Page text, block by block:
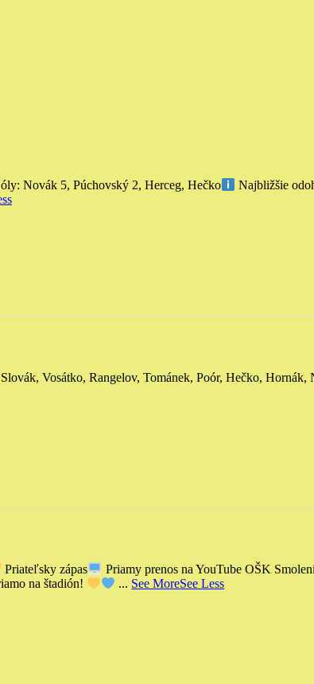
Novák 5, Púchovský 2, Herceg, Hečko
Najbližšie
Vosátko, Rangelov, Tománek, Poór, Hečko, Hornák,
Priateľsky zápas
Priamy prenos na YouTube OŠK
na štadión! ... See MoreSee Less